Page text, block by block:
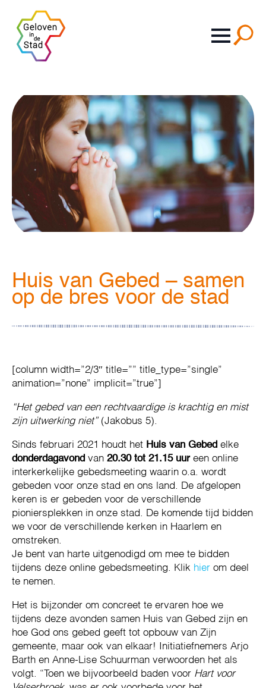
Huis van Gebed – samen
op de bres voor de stad
[column width=”2/3″ title=”” title_type=”single”
animation=”none” implicit=”true”]
“Het gebed van een rechtvaardige is krachtig en mist
zijn uitwerking niet”(Jakobus 5).
Sinds februari 2021 houdt het Huis van Gebed elke
donderdagavond van 20.30 tot 21.15 uureen online
interkerkelijke gebedsmeeting waarin o.a. wordt
gebeden voor onze stad en ons land. De afgelopen
keren is er gebeden voor de verschillende
pioniersplekken in onze stad. De komende tijd bidden
we voor de verschillende kerken in Haarlem en
omstreken.
Je bent van harte uitgenodigd om mee te bidden
tijdens deze online gebedsmeeting. Klik hier om deel
te nemen.
Het is bijzonder om concreet te ervaren hoe we
tijdens deze avonden samen Huis van Gebed zijn en
hoe God ons gebed geeft tot opbouw van Zijn
gemeente, maar ook van elkaar! Initiatiefnemers Arjo
Barth en Anne-Lise Schuurman verwoorden het als
volgt. “Toen we bijvoorbeeld baden voor Hart voor